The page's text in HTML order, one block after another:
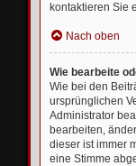
kontaktieren Sie
Nach oben
Wie bearbeite
Wie bei den
ursprünglichen
Administrator
bearbeiten,
dieser ist immer
eine Stimme